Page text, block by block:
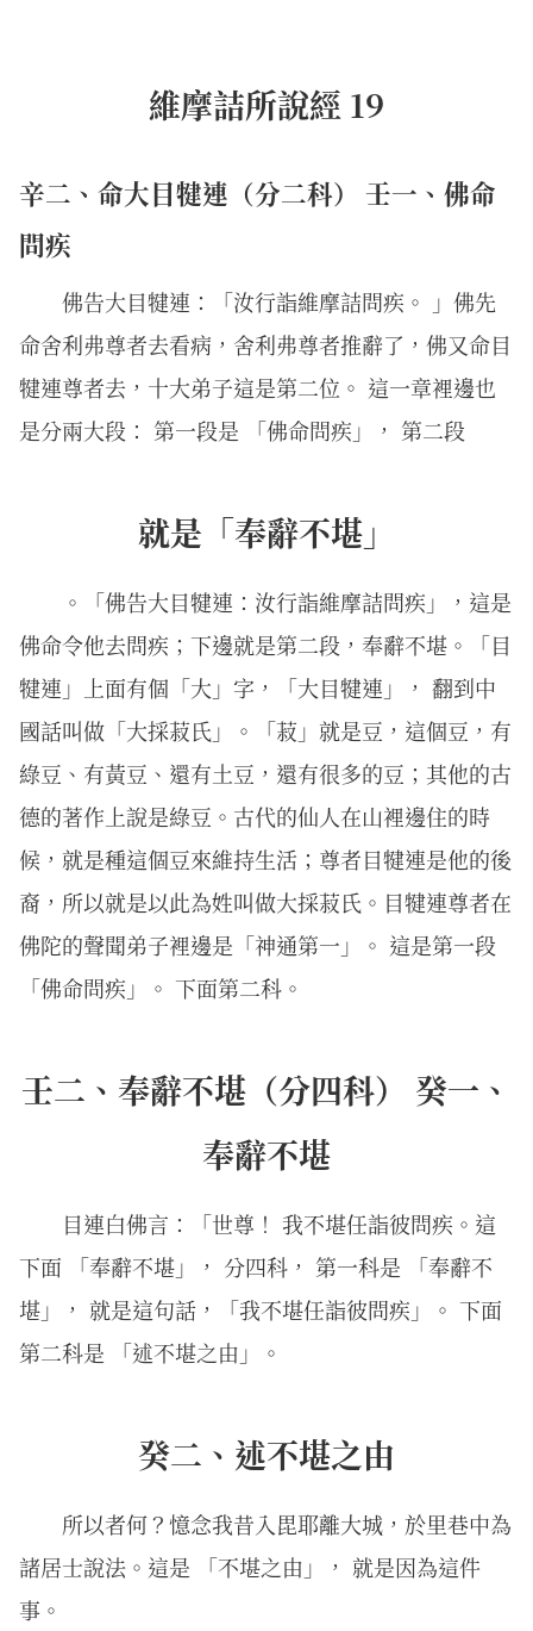
維摩詰所說經 19
辛二、命大目犍連（分二科） 壬一、佛命
問疾
佛告大目犍連：「汝行詣維摩詰問疾。 」佛先
命舍利弗尊者去看病，舍利弗尊者推辭了，佛又命目
犍連尊者去，十大弟子這是第二位。 這一章裡邊也
是分兩大段： 第一段是 「佛命問疾」， 第二段
就是「奉辭不堪」
。「佛告大目犍連：汝行詣維摩詰問疾」，這是
佛命令他去問疾；下邊就是第二段，奉辭不堪。「目
犍連」上面有個「大」字，「大目犍連」， 翻到中
國話叫做「大採菽氏」。「菽」就是豆，這個豆，有
綠豆、有黃豆、還有土豆，還有很多的豆；其他的古
德的著作上說是綠豆。古代的仙人在山裡邊住的時
候，就是種這個豆來維持生活；尊者目犍連是他的後
裔，所以就是以此為姓叫做大採菽氏。目犍連尊者在
佛陀的聲聞弟子裡邊是「神通第一」。 這是第一段
「佛命問疾」。 下面第二科。
壬二、奉辭不堪（分四科） 癸一、
奉辭不堪
目連白佛言：「世尊！ 我不堪任詣彼問疾。這
下面 「奉辭不堪」， 分四科， 第一科是 「奉辭不
堪」， 就是這句話，「我不堪任詣彼問疾」。 下面
第二科是 「述不堪之由」。
癸二、述不堪之由
所以者何？憶念我昔入毘耶離大城，於里巷中為
諸居士說法。這是 「不堪之由」， 就是因為這件
事。